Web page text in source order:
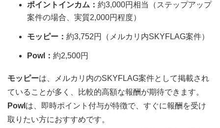
ポイントインカム： 約3,000円相当（ステップアップ
案件の場合、実質2,000円程度）
モッピー： 約3,752円（メルカリ内SKYFLAG案件）
Powl： 約2,500円
モッピーは、メルカリ内のSKYFLAG案件として掲載され
ていることが多く、比較的高額な報酬が期待できます。
Powl は、即時ポイント付与が特徴で、すぐに報酬を受け
取りたい方におすすめです。